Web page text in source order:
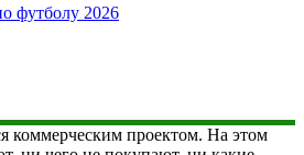
футболу 2026
коммерческим проектом. На этом